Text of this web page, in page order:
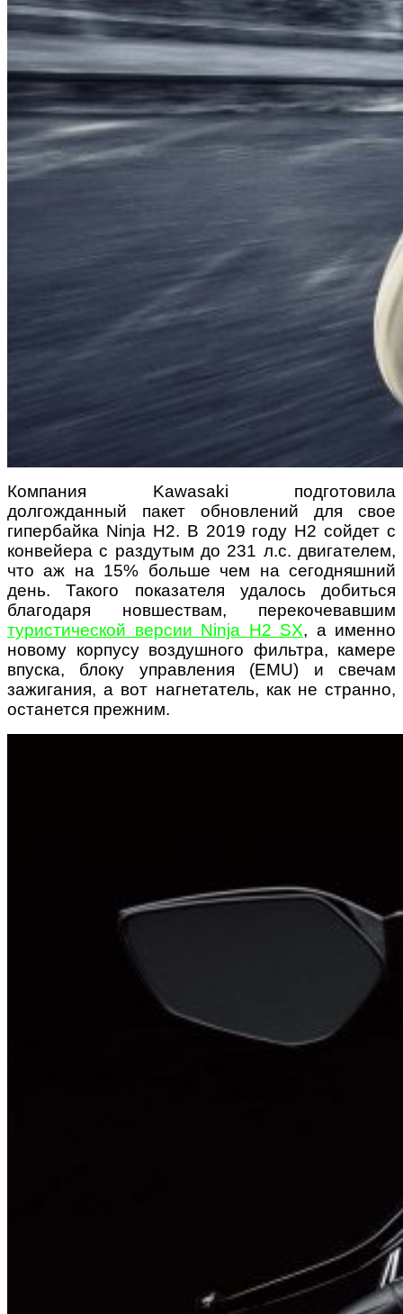
Компания Kawasaki подготовила
долгожданный пакет обновлений для свое
гипербайка Ninja H2. В 2019 году H2 сойдет с
конвейера с раздутым до 231 л.с. двигателем,
что аж на 15% больше чем на сегодняшний
день. Такого показателя удалось добиться
благодаря новшествам, перекочевавшим
туристической версии Ninja H2 SX, а именно
новому корпусу воздушного фильтра, камере
впуска, блоку управления (EMU) и свечам
зажигания, а вот нагнетатель, как не странно,
останется прежним.